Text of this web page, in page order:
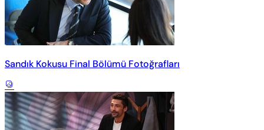
Sandık Kokusu Final Bölümü Fotoğrafları